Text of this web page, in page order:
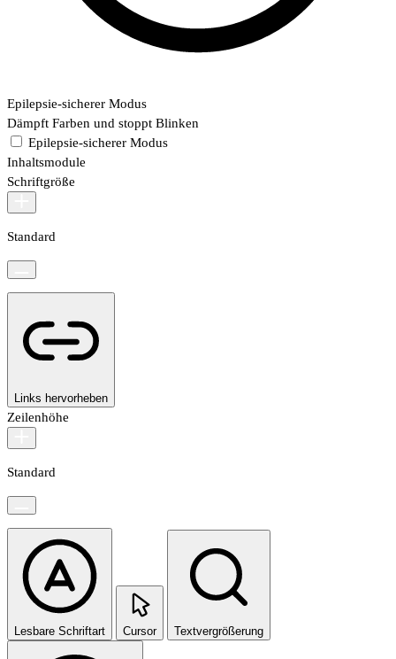
Epilepsie-sicherer Modus
Dämpft Farben und stoppt Blinken
Epilepsie-sicherer Modus
Inhaltsmodule
Schriftgröße
Standard
Links hervorheben
Zeilenhöhe
Standard
Lesbare Schriftart Cursor Textvergrößerung